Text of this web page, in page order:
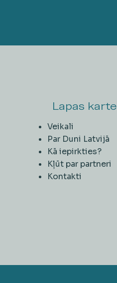
Lapas karte
Veikali
Par Duni Latvijā
Kā iepirkties?
Kļūt par partneri
Kontakti